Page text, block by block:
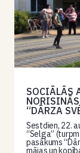
SOCIĀLĀS
“DĀRZA
Sestdien, 22.
“Selga”
pasākums
mājas un